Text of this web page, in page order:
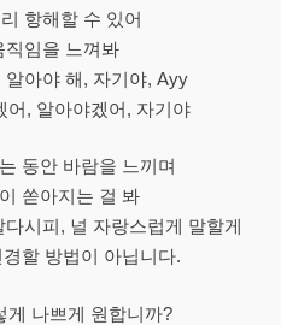
항해할 수 있어
직임을 느껴봐
알아야 해, 자기야, Ayy
어, 알아야겠어, 자기야
동안 바람을 느끼며
쏟아지는 걸 봐
시피, 널 자랑스럽게 말할게
할 방법이 아닙니다.
게 나쁘게 원합니까?